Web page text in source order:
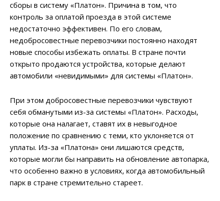
сборы в систему «Платон». Причина в том, что
контроль за оплатой проезда в этой системе
недостаточно эффективен. По его словам,
недобросовестные перевозчики постоянно находят
новые способы избежать оплаты. В стране почти
открыто продаются устройства, которые делают
автомобили «невидимыми» для системы «Платон».
При этом добросовестные перевозчики чувствуют
себя обманутыми из-за системы «Платон». Расходы,
которые она налагает, ставят их в невыгодное
положение по сравнению с теми, кто уклоняется от
уплаты. Из-за «Платона» они лишаются средств,
которые могли бы направить на обновление автопарка,
что особенно важно в условиях, когда автомобильный
парк в стране стремительно стареет.